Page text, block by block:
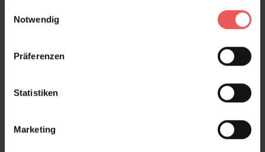
Notwendig
Präferenzen
Statistiken
Marketing
Wohnzimmer, um einen Raum mit reicher Farbigkeit
und traditioneller Schönheit zu betonen.